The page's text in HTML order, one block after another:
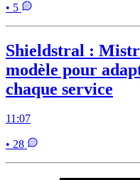
• 5
Shieldstral :
modèle pour
chaque service
11:07
• 28